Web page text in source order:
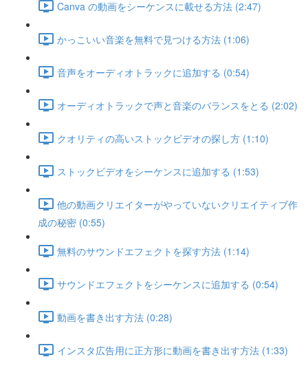
Canva の動画をシーケンスに載せる方法 (2:47)
かっこいい音楽を無料で見つける方法 (1:06)
音声をオーディオトラックに追加する (0:54)
オーディオトラックで声と音楽のバランスをとる (2:02)
クオリティの高いストックビデオの探し方 (1:10)
ストックビデオをシーケンスに追加する (1:53)
他の動画クリエイターがやっていないクリエイティブ作
成の秘密 (0:55)
無料のサウンドエフェクトを探す方法 (1:14)
サウンドエフェクトをシーケンスに追加する (0:54)
動画を書き出す方法 (0:28)
インスタ広告用に正方形に動画を書き出す方法 (1:33)